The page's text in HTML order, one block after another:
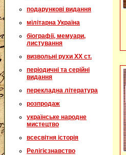
подарункові видання
мілітарна Україна
біографії, мемуари,
листування
визвольні рухи XX ст.
періодичні та серійні
видання
перекладна література
розпродаж
українське народне
мистецтво
всесвітня історія
Релігієзнавство